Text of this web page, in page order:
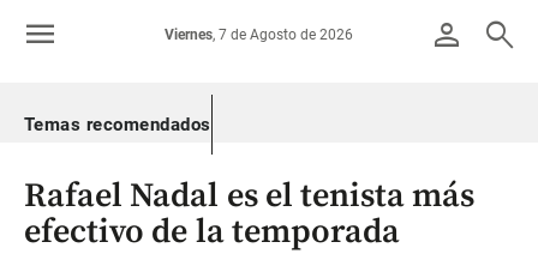
Colombia
person search
Viernes, 7 de Agosto de 2026
menu
Temas recomendados
Rafael Nadal es el tenista más
efectivo de la temporada